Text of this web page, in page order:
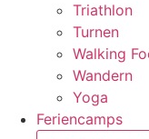
Triathlon
Turnen
Walking
Wandern
Yoga
Feriencamps